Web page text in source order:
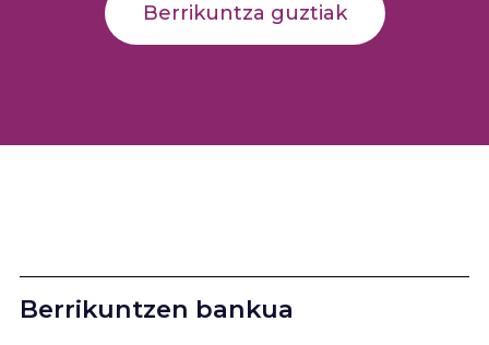
Berrikuntza guztiak